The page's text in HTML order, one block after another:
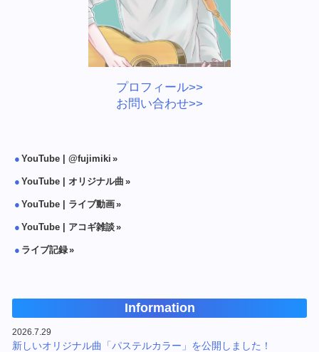
プロフィール>>
お問い合わせ>>
YouTube | @fujimiki
YouTube | オリジナル曲
YouTube | ライブ動画
YouTube | アコギ雑談
ライブ記録
Information
2026.7.29
新しいオリジナル曲「パステルカラー」を公開しました！